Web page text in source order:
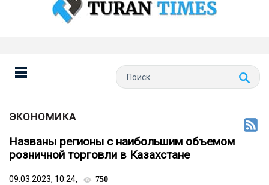
ЭКОНОМИКА
Названы регионы с наибольшим объемом
розничной торговли в Казахстане
09.03.2023, 10:24, 750